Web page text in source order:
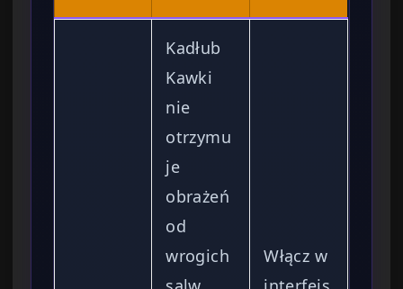
Kadłub
Kawki
nie
otrzymu
je
obrażeń
od
wrogich
Włącz w